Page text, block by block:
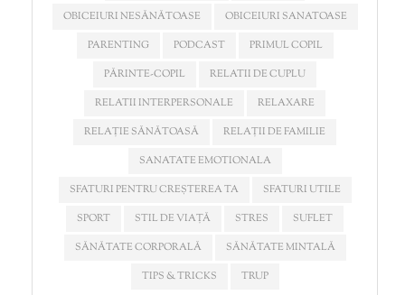
OBICEIURI NESĂNĂTOASE
OBICEIURI SANATOASE
PARENTING
PODCAST
PRIMUL COPIL
PĂRINTE-COPIL
RELATII DE CUPLU
RELATII INTERPERSONALE
RELAXARE
RELAȚIE SĂNĂTOASĂ
RELAȚII DE FAMILIE
SANATATE EMOTIONALA
SFATURI PENTRU CREȘTEREA TA
SFATURI UTILE
SPORT
STIL DE VIAȚĂ STRES
SUFLET
SĂNĂTATE CORPORALĂ
SĂNĂTATE MINTALĂ
TIPS & TRICKS
TRUP